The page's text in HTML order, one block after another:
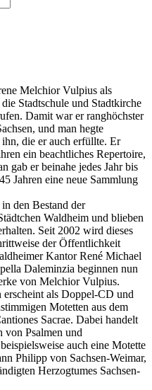
Melchior Vulpius als
Stadtschule und Stadtkirche
Damit war er ranghöchster
und man hegte
die er auch erfüllte. Er
ein beachtliches Repertoire,
gab er beinahe jedes Jahr bis
Jahren eine neue Sammlung
den Bestand der
Waldheim und blieben
Seit 2002 wird dieses
der Öffentlichkeit
Kantor René Michael
Daleminzia beginnen nun
von Melchior Vulpius.
als Doppel-CD und
Motetten aus dem
Sacrae. Dabei handelt
von Psalmen und
auch eine Motette
Philipp von Sachsen-Weimar,
Herzogtumes Sachsen-